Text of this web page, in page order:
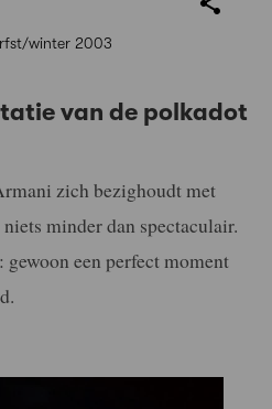
winter 2003
van de polkadot
zich bezighoudt met
minder dan spectaculair.
een perfect moment